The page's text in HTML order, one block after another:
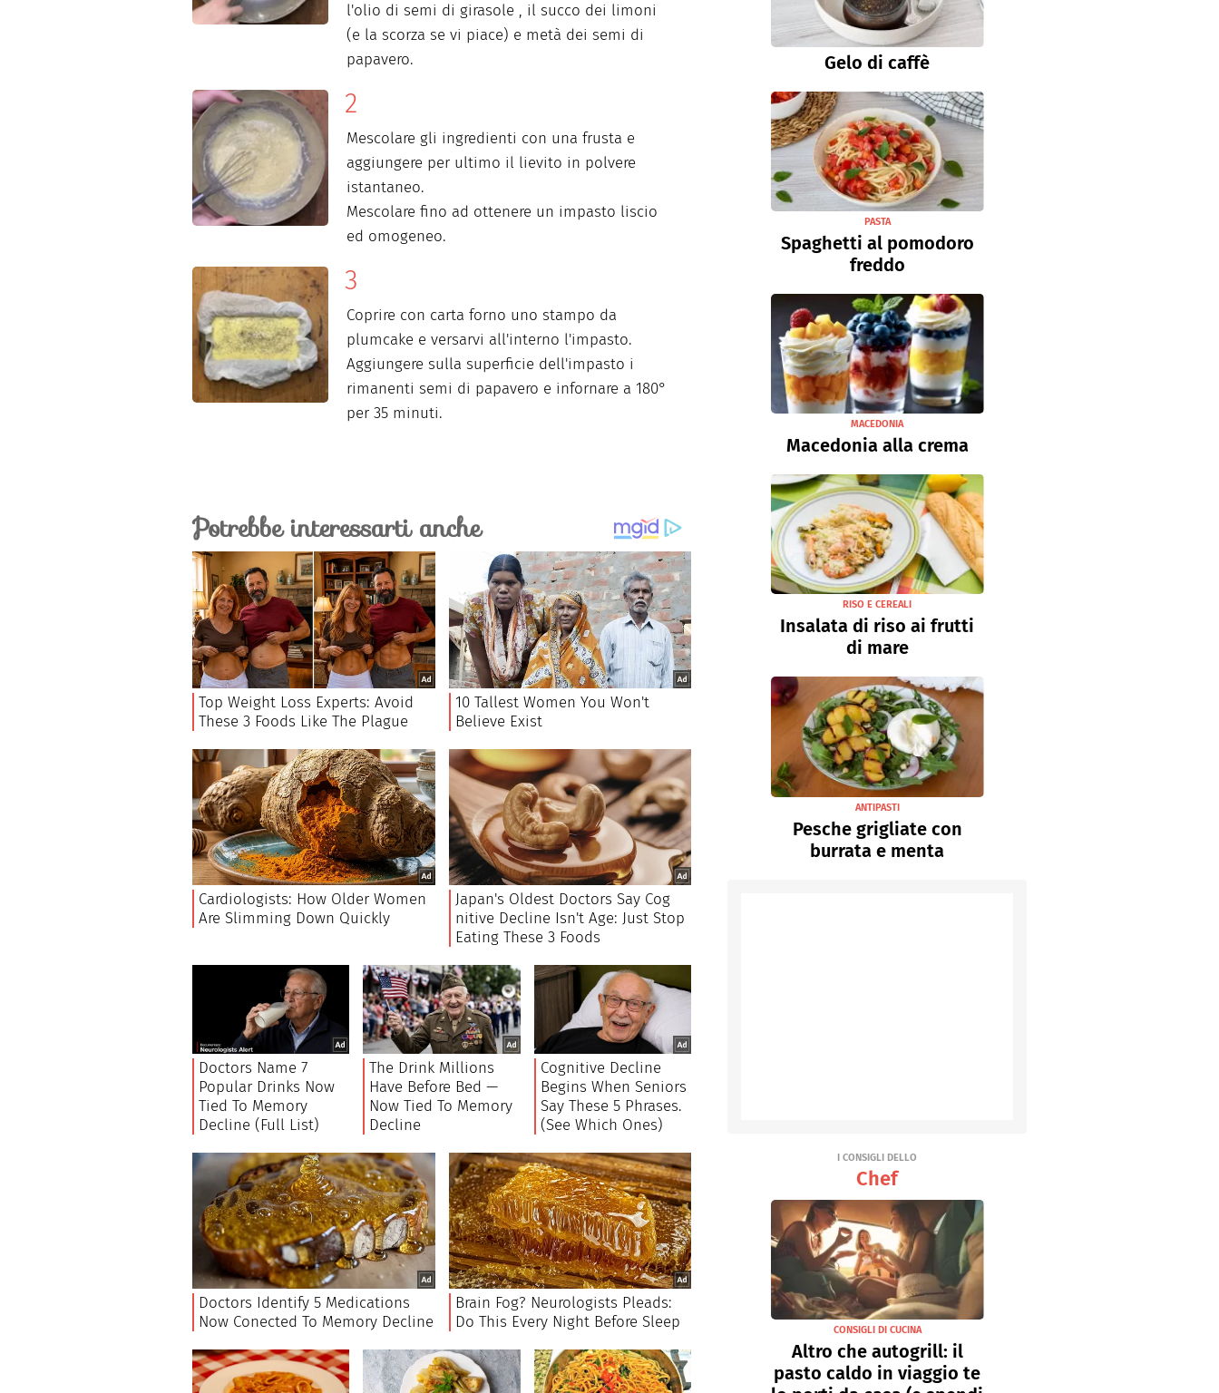
l'olio di semi di girasole , il succo dei limoni
(e la scorza se vi piace) e metà dei semi di
papavero.
Mescolare gli ingredienti con una frusta e
aggiungere per ultimo il lievito in polvere
istantaneo.
Mescolare fino ad ottenere un impasto liscio
ed omogeneo.
Coprire con carta forno uno stampo da
plumcake e versarvi all'interno l'impasto.
Aggiungere sulla superficie dell'impasto i
rimanenti semi di papavero e infornare a 180°
per 35 minuti.
Gelo di caffè
PASTA
Spaghetti al pomodoro
freddo
MACEDONIA
Macedonia alla crema
RISO E CEREALI
Insalata di riso ai frutti
di mare
ANTIPASTI
Pesche grigliate con
burrata e menta
I CONSIGLI DELLO
Chef
CONSIGLI DI CUCINA
Altro che autogrill: il
pasto caldo in viaggio te